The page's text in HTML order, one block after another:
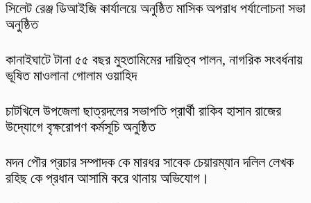
‎সিলেট রেঞ্জ ডিআইজি কার্যালয়ে অনুষ্ঠিত মাসিক অপরাধ পর্যালোচনা সভা
অনুষ্ঠিত
কানাইঘাটে টানা ৫৫ বছর মুহতামিমের দায়িত্ব পালন, নাগরিক সংবর্ধনায়
ভূষিত মাওলানা গোলাম ওয়াহিদ
চাটখিলে উপজেলা ছাত্রদলের সভাপতি প্রার্থী রাকিব হাসান রাজের
উদ্যোগে বৃক্ষরোপণ কর্মসূচি অনুষ্ঠিত
মদন পৌর প্রচার সম্পাদক কে মারধর সাবেক চেয়ারম্যান দলিল লেখক
রহিছ কে প্রধান আসামি করে থানায় অভিযোগ।